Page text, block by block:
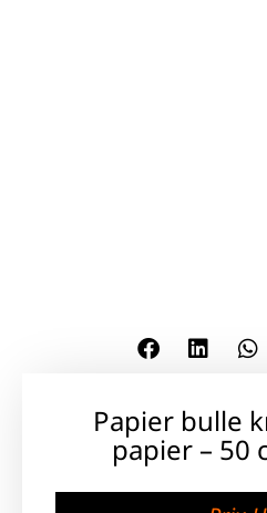
Papier bulle
papier – 50